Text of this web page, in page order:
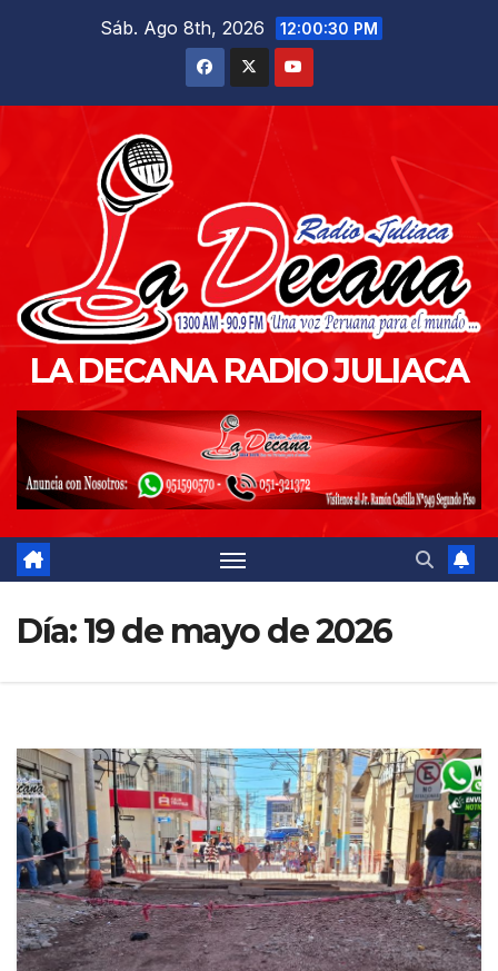
Sáb. Ago 8th, 2026 12:00:32 PM
LA DECANA RADIO JULIACA
Día:19 de mayo de 2026